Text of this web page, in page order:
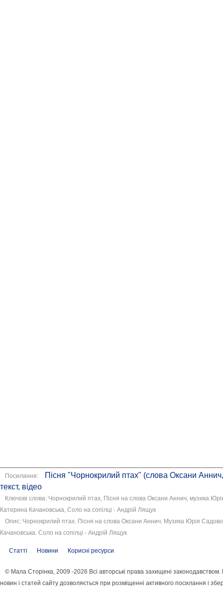
Посилання:
Пісня "Чорнокрилий птах" (слова Оксани
текст, відео
Ключові слова: Чорнокрилий птах, Пісня на слова Оксани Аннич, музика
Катерина Качановська, Соло на сопілці - Андрій Лящук
Опис: Чорнокрилий птах. Пісня на слова Оксани Аннич. Музика Юрія
Качановська. Соло на сопілці - Андрій Лящук
Статті Новини Корисні ресурси
© Мала Сторінка, 2009 -2026 Всі авторські права захищені
новин і статей сайту дозволяється при розміщенні активного посилання і